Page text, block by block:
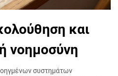
και
νοημοσύνη
συστημάτων